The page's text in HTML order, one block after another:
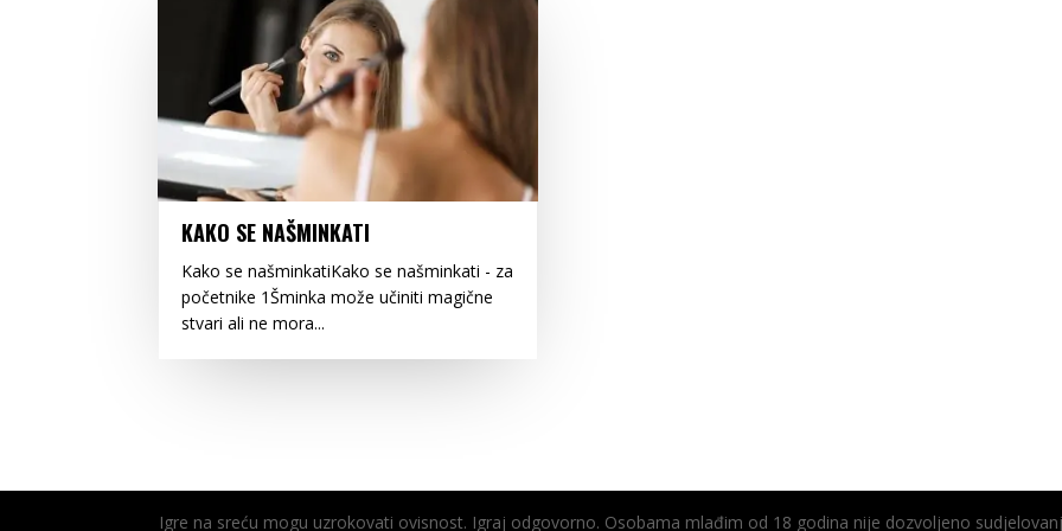
KAKO SE NAŠMINKATI
Kako se našminkatiKako se našminkati - za
početnike 1Šminka može učiniti magične
stvari ali ne mora...
Igre na sreću mogu uzrokovati ovisnost. Igraj odgovorno. Osobama mlađim od 18 godina nije dozvoljeno